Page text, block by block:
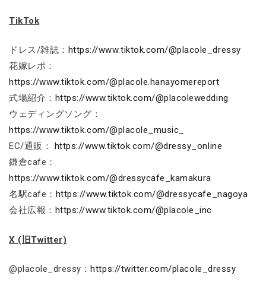
TikTok
ドレス/雑誌： https://www.tiktok.com/@placole_dressy
花嫁レポ：
https://www.tiktok.com/@placole.hanayomereport
式場紹介： https://www.tiktok.com/@placolewedding
ウェディングソング：
https://www.tiktok.com/@placole_music_
EC/通販： https://www.tiktok.com/@dressy_online
鎌倉cafe：
https://www.tiktok.com/@dressycafe_kamakura
名駅cafe： https://www.tiktok.com/@dressycafe_nagoya
会社広報： https://www.tiktok.com/@placole_inc
X (旧Twitter)
@placole_dressy：https://twitter.com/placole_dressy